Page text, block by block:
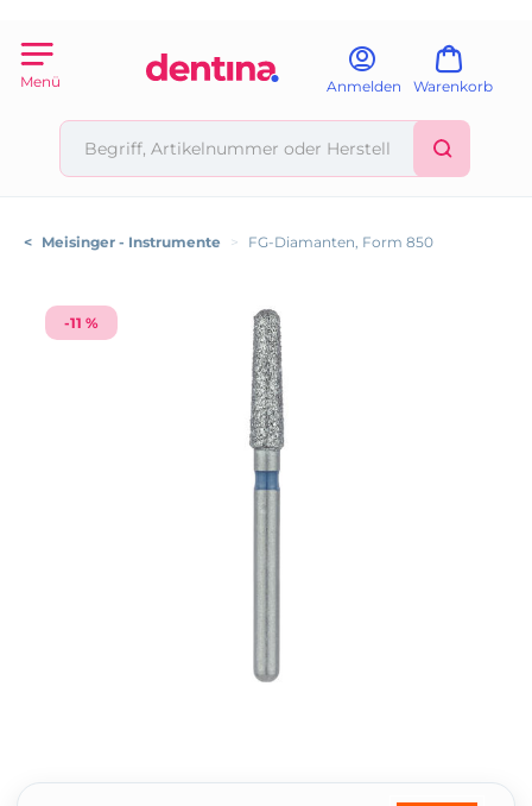
Menü Anmelden Warenkorb
< Meisinger - Instrumente > FG-Diamanten, Form 850
-11 %